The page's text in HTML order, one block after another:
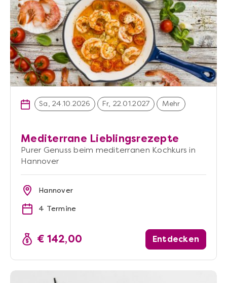
Sa, 24.10.2026 Fr, 22.01.2027 Mehr
Mediterrane Lieblingsrezepte
Purer Genuss beim mediterranen Kochkurs in
Hannover
Hannover
4 Termine
€ 142,00 Entdecken